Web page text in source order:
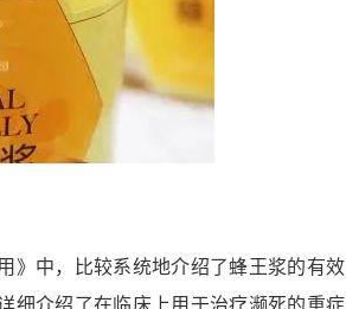
》中，比较系统地介绍了蜂王浆的有效
细介绍了在临床上用于治疗濒死的重症